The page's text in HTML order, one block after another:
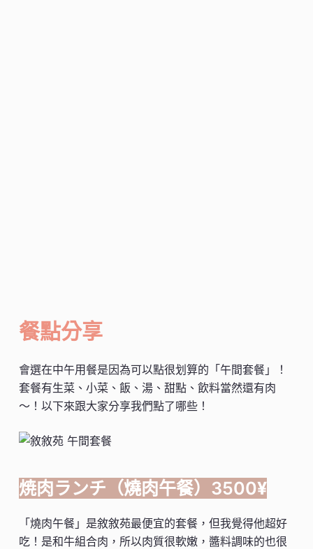
餐點分享
會選在中午用餐是因為可以點很划算的「午間套餐」！
套餐有生菜、小菜、飯、湯、甜點、飲料當然還有肉
～！以下來跟大家分享我們點了哪些！
焼肉ランチ（燒肉午餐）3500¥
「燒肉午餐」是敘敘苑最便宜的套餐，但我覺得他超好
吃！是和牛組合肉，所以肉質很軟嫩，醬料調味的也很